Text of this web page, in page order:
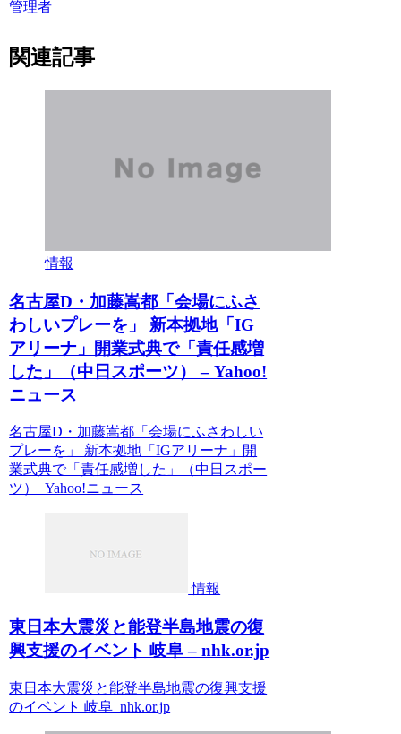
管理者
関連記事
情報
名古屋D・加藤嵩都「会場にふさ
わしいプレーを」 新本拠地「IG
アリーナ」開業式典で「責任感増
した」（中日スポーツ） – Yahoo!
ニュース
名古屋D・加藤嵩都「会場にふさわしい
プレーを」 新本拠地「IGアリーナ」開
業式典で「責任感増した」（中日スポー
ツ） Yahoo!ニュース
情報
東日本大震災と能登半島地震の復
興支援のイベント 岐阜 – nhk.or.jp
東日本大震災と能登半島地震の復興支援
のイベント 岐阜 nhk.or.jp